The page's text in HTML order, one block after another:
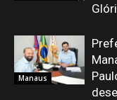
Manaus